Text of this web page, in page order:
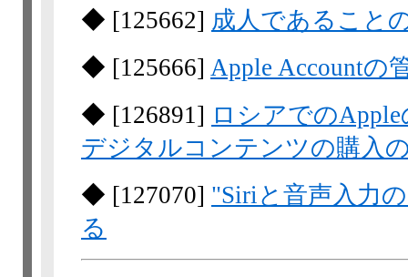
◆ [125662] 成人であること
◆ [125666] Apple Accountの
◆ [126891] ロシアでの
デジタルコンテンツの購入
◆ [127070] "Siriと音声入力
る